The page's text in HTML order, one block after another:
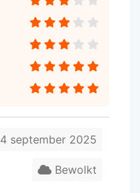
september 2025
Bewolkt